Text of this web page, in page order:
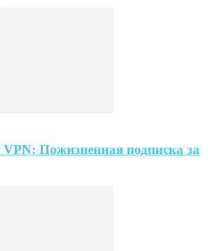
Пожизненная подписка за